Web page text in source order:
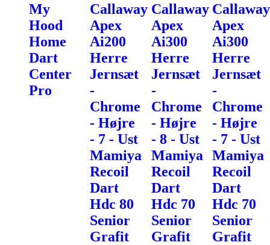
My
Hood
Home
Dart
Center
Pro
Callaway
Apex
Ai200
Herre
Jernsæt
-
Chrome
- Højre
- 7 - Ust
Mamiya
Recoil
Dart
Hdc 80
Senior
Grafit
Callaway
Apex
Ai300
Herre
Jernsæt
-
Chrome
- Højre
- 8 - Ust
Mamiya
Recoil
Dart
Hdc 70
Senior
Grafit
Callaway
Apex
Ai300
Herre
Jernsæt
-
Chrome
- Højre
- 7 - Ust
Mamiya
Recoil
Dart
Hdc 70
Senior
Grafit